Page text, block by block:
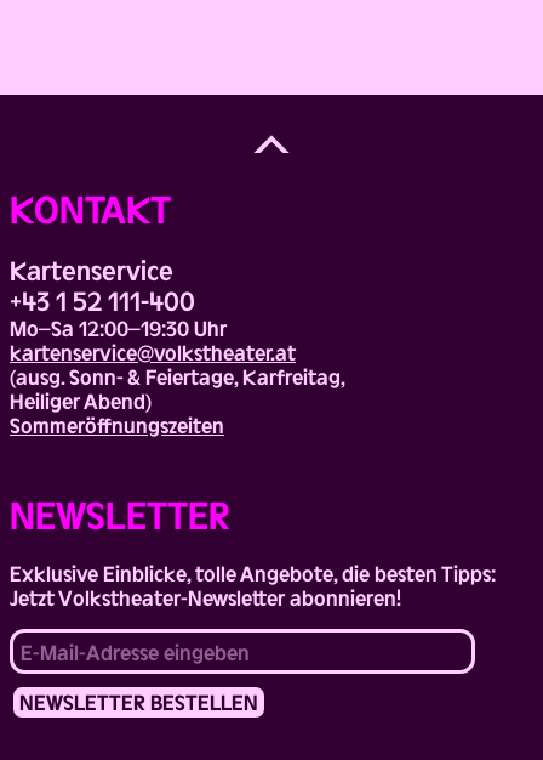
Back
to
KONTAKT
Kartenservice
+43 1 52 111-400
Mo–Sa 12:00–19:30 Uhr
kartenservice@volkstheater.at
(ausg. Sonn- & Feiertage, Karfreitag,
Heiliger Abend)
Sommeröffnungszeiten
NEWSLETTER
Exklusive Einblicke, tolle Angebote, die besten Tipps:
Jetzt Volkstheater-Newsletter abonnieren!